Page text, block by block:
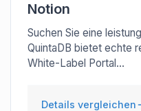
Notion
Suchen Sie eine
QuintaDB bietet echte
White-Label Portal...
Details vergleichen